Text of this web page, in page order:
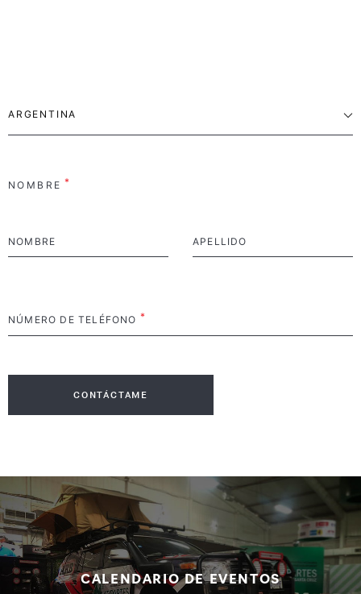
NOMBRE *
NOMBRE APELLIDO
NÚMERO DE TELÉFONO *
CALENDARIO DE EVENTOS